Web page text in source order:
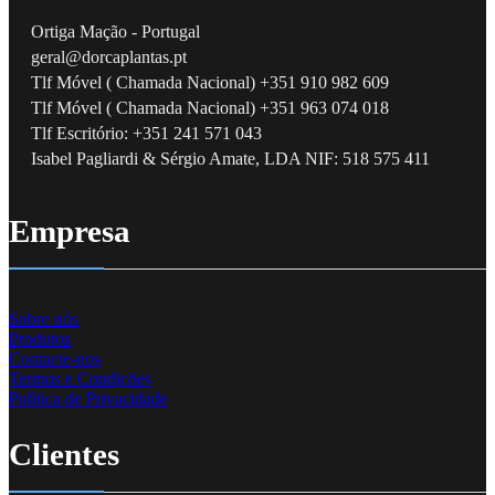
Ortiga Mação - Portugal
geral@dorcaplantas.pt
Tlf Móvel ( Chamada Nacional) +351 910 982 609
Tlf Móvel ( Chamada Nacional) +351 963 074 018
Tlf Escritório: +351 241 571 043
Isabel Pagliardi & Sérgio Amate, LDA NIF: 518 575 411
Empresa
Sobre nós
Produtos
Contacte-nos
Termos e Condições
Política de Privacidade
Clientes